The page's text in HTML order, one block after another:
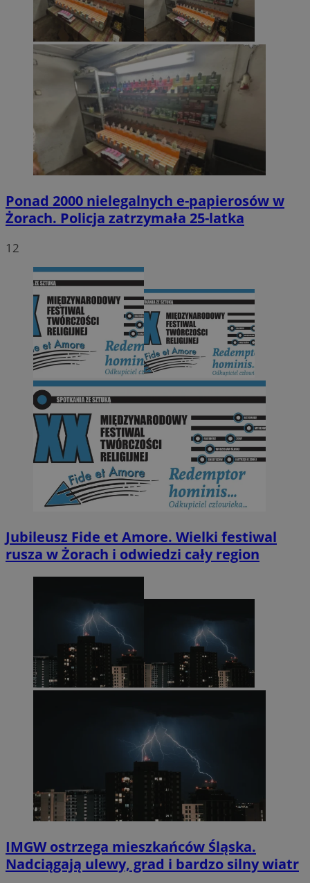
Ponad 2000 nielegalnych e-papierosów w
Żorach. Policja zatrzymała 25-latka
12
Jubileusz Fide et Amore. Wielki festiwal
rusza w Żorach i odwiedzi cały region
IMGW ostrzega mieszkańców Śląska.
Nadciągają ulewy, grad i bardzo silny wiatr